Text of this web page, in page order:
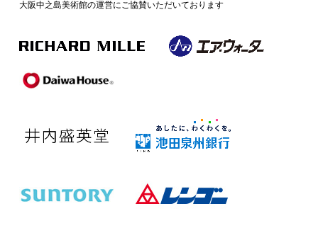
大阪中之島美術館の運営にご協賛いただいております